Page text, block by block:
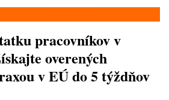
pracovníkov v
overených
v EÚ do 5 týždňov